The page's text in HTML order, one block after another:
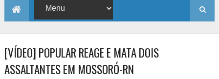
[VÍDEO] POPULAR REAGE E MATA DOIS
ASSALTANTES EM MOSSORÓ-RN